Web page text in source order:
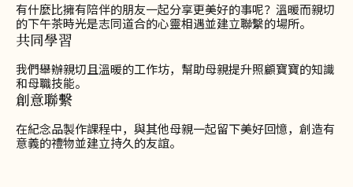
有什麼比擁有陪伴的朋友一起分享更美好的事呢？溫暖而親切
的下午茶時光是志同道合的心靈相遇並建立聯繫的場所。
共同學習
我們舉辦親切且溫暖的工作坊，幫助母親提升照顧寶寶的知識
和母職技能。
創意聯繫
在紀念品製作課程中，與其他母親一起留下美好回憶，創造有
意義的禮物並建立持久的友誼。